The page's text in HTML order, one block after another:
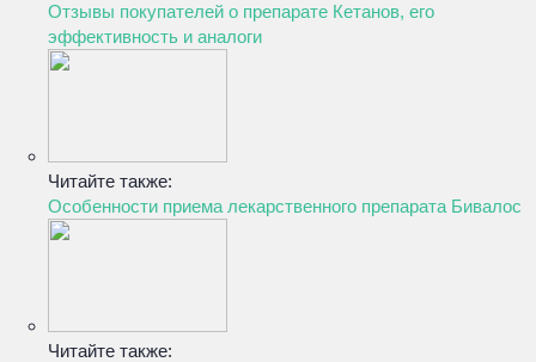
Отзывы покупателей о препарате Кетанов, его
эффективность и аналоги
Читайте также:
Особенности приема лекарственного препарата Бивалос
Читайте также: